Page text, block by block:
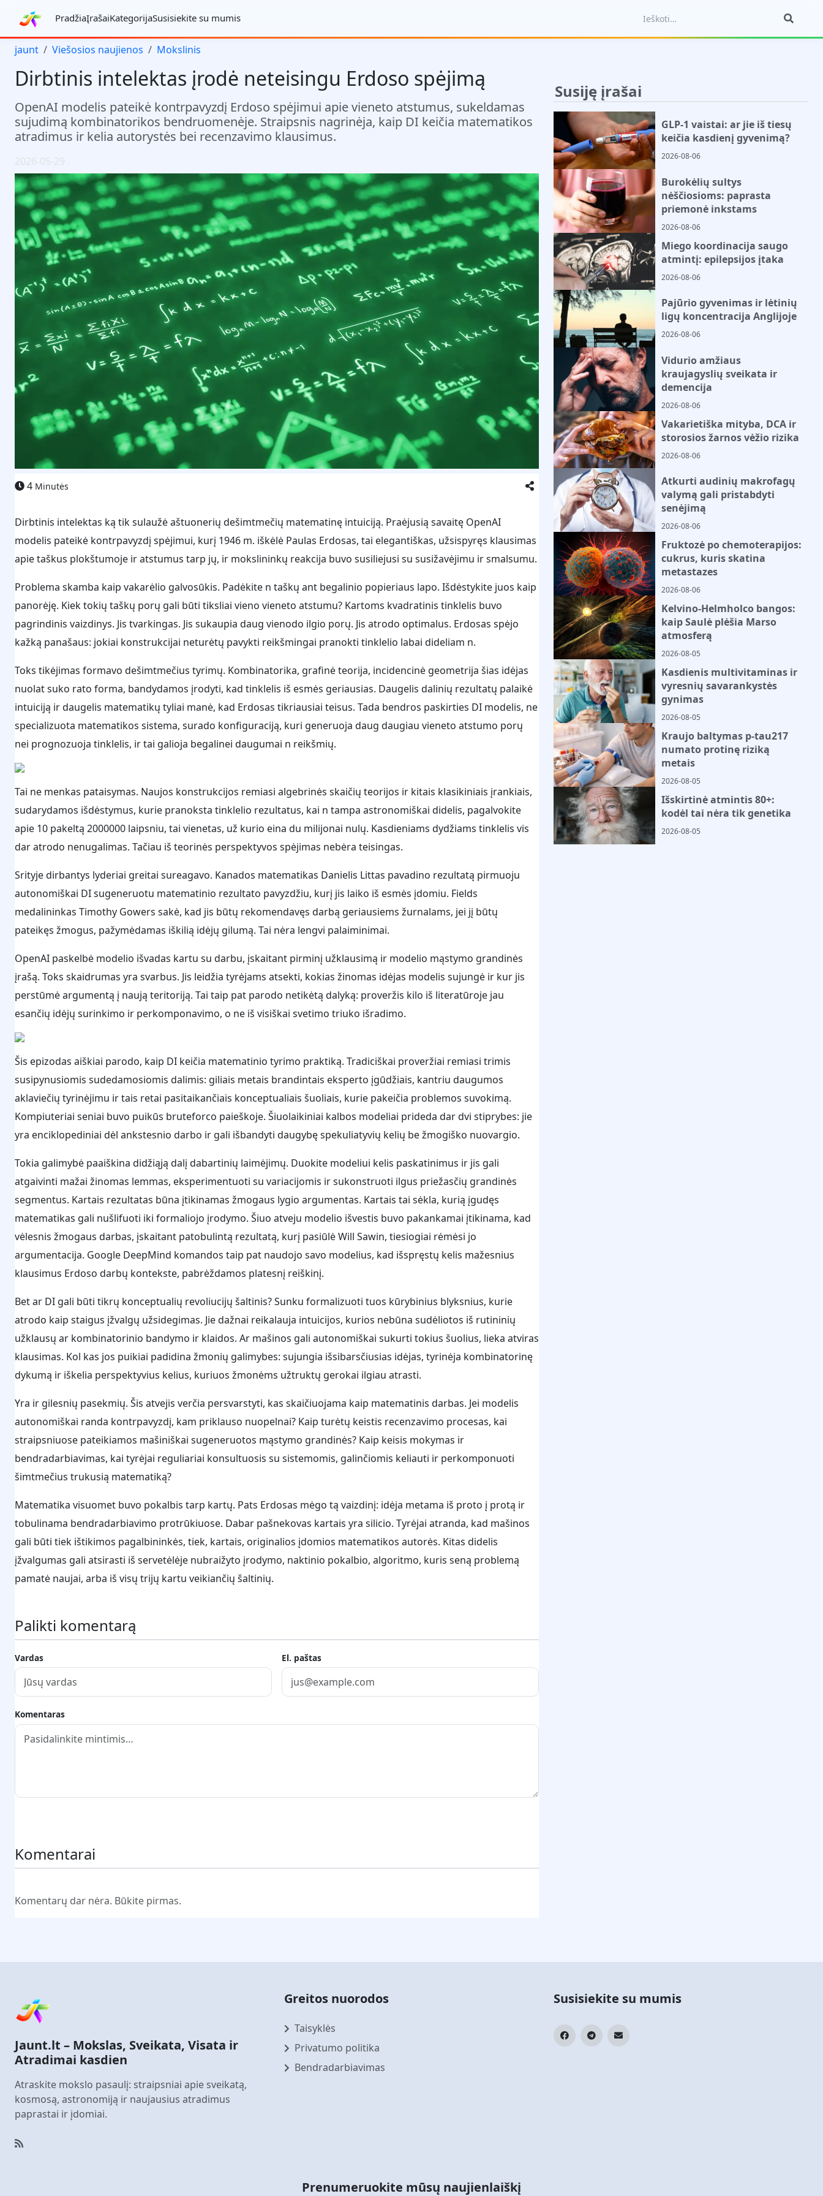
PradžiaĮrašaiKategorijaSusisiekite su mumis
jaunt Viešosios naujienos Mokslinis
Dirbtinis intelektas įrodė neteisingu Erdoso spėjimą
OpenAI modelis pateikė kontrpavyzdį Erdoso spėjimui apie vieneto atstumus, sukeldamas
sujudimą kombinatorikos bendruomenėje. Straipsnis nagrinėja, kaip DI keičia matematikos
atradimus ir kelia autorystės bei recenzavimo klausimus.
2026-05-29 .
4 Minutės
Dirbtinis intelektas ką tik sulaužė aštuonerių dešimtmečių matematinę intuiciją. Praėjusią savaitę OpenAI
modelis pateikė kontrpavyzdį spėjimui, kurį 1946 m. iškėlė Paulas Erdosas, tai elegantiškas, užsispyręs klausimas
apie taškus plokštumoje ir atstumus tarp jų, ir mokslininkų reakcija buvo susiliejusi su susižavėjimu ir smalsumu.
Problema skamba kaip vakarėlio galvosūkis. Padėkite n taškų ant begalinio popieriaus lapo. Išdėstykite juos kaip
panorėję. Kiek tokių taškų porų gali būti tiksliai vieno vieneto atstumu? Kartoms kvadratinis tinklelis buvo
pagrindinis vaizdinys. Jis tvarkingas. Jis sukaupia daug vienodo ilgio porų. Jis atrodo optimalus. Erdosas spėjo
kažką panašaus: jokiai konstrukcijai neturėtų pavykti reikšmingai pranokti tinklelio labai dideliam n.
Toks tikėjimas formavo dešimtmečius tyrimų. Kombinatorika, grafinė teorija, incidencinė geometrija šias idėjas
nuolat suko rato forma, bandydamos įrodyti, kad tinklelis iš esmės geriausias. Daugelis dalinių rezultatų palaikė
intuiciją ir daugelis matematikų tyliai manė, kad Erdosas tikriausiai teisus. Tada bendros paskirties DI modelis, ne
specializuota matematikos sistema, surado konfiguraciją, kuri generuoja daug daugiau vieneto atstumo porų
nei prognozuoja tinklelis, ir tai galioja begalinei daugumai n reikšmių.
Tai ne menkas pataisymas. Naujos konstrukcijos remiasi algebrinės skaičių teorijos ir kitais klasikiniais įrankiais,
sudarydamos išdėstymus, kurie pranoksta tinklelio rezultatus, kai n tampa astronomiškai didelis, pagalvokite
apie 10 pakeltą 2000000 laipsniu, tai vienetas, už kurio eina du milijonai nulų. Kasdieniams dydžiams tinklelis vis
dar atrodo nenugalimas. Tačiau iš teorinės perspektyvos spėjimas nebėra teisingas.
Srityje dirbantys lyderiai greitai sureagavo. Kanados matematikas Danielis Littas pavadino rezultatą pirmuoju
autonomiškai DI sugeneruotu matematinio rezultato pavyzdžiu, kurį jis laiko iš esmės įdomiu. Fields
medalininkas Timothy Gowers sakė, kad jis būtų rekomendavęs darbą geriausiems žurnalams, jei jį būtų
pateikęs žmogus, pažymėdamas iškilią idėjų gilumą. Tai nėra lengvi palaiminimai.
OpenAI paskelbė modelio išvadas kartu su darbu, įskaitant pirminį užklausimą ir modelio mąstymo grandinės
įrašą. Toks skaidrumas yra svarbus. Jis leidžia tyrėjams atsekti, kokias žinomas idėjas modelis sujungė ir kur jis
perstūmė argumentą į naują teritoriją. Tai taip pat parodo netikėtą dalyką: proveržis kilo iš literatūroje jau
esančių idėjų surinkimo ir perkomponavimo, o ne iš visiškai svetimo triuko išradimo.
Šis epizodas aiškiai parodo, kaip DI keičia matematinio tyrimo praktiką. Tradiciškai proveržiai remiasi trimis
susipynusiomis sudedamosiomis dalimis: giliais metais brandintais eksperto įgūdžiais, kantriu daugumos
aklaviečių tyrinėjimu ir tais retai pasitaikančiais konceptualiais šuoliais, kurie pakeičia problemos suvokimą.
Kompiuteriai seniai buvo puikūs bruteforco paieškoje. Šiuolaikiniai kalbos modeliai prideda dar dvi stiprybes: jie
yra enciklopediniai dėl ankstesnio darbo ir gali išbandyti daugybę spekuliatyvių kelių be žmogiško nuovargio.
Tokia galimybė paaiškina didžiąją dalį dabartinių laimėjimų. Duokite modeliui kelis paskatinimus ir jis gali
atgaivinti mažai žinomas lemmas, eksperimentuoti su variacijomis ir sukonstruoti ilgus priežasčių grandinės
segmentus. Kartais rezultatas būna įtikinamas žmogaus lygio argumentas. Kartais tai sėkla, kurią įgudęs
matematikas gali nušlifuoti iki formaliojo įrodymo. Šiuo atveju modelio išvestis buvo pakankamai įtikinama, kad
vėlesnis žmogaus darbas, įskaitant patobulintą rezultatą, kurį pasiūlė Will Sawin, tiesiogiai rėmėsi jo
argumentacija. Google DeepMind komandos taip pat naudojo savo modelius, kad išspręstų kelis mažesnius
klausimus Erdoso darbų kontekste, pabrėždamos platesnį reiškinį.
Bet ar DI gali būti tikrų konceptualių revoliucijų šaltinis? Sunku formalizuoti tuos kūrybinius blyksnius, kurie
atrodo kaip staigus įžvalgų užsidegimas. Jie dažnai reikalauja intuicijos, kurios nebūna sudėliotos iš rutininių
užklausų ar kombinatorinio bandymo ir klaidos. Ar mašinos gali autonomiškai sukurti tokius šuolius, lieka atviras
klausimas. Kol kas jos puikiai padidina žmonių galimybes: sujungia išsibarsčiusias idėjas, tyrinėja kombinatorinę
dykumą ir iškelia perspektyvius kelius, kuriuos žmonėms užtruktų gerokai ilgiau atrasti.
Yra ir gilesnių pasekmių. Šis atvejis verčia persvarstyti, kas skaičiuojama kaip matematinis darbas. Jei modelis
autonomiškai randa kontrpavyzdį, kam priklauso nuopelnai? Kaip turėtų keistis recenzavimo procesas, kai
straipsniuose pateikiamos mašiniškai sugeneruotos mąstymo grandinės? Kaip keisis mokymas ir
bendradarbiavimas, kai tyrėjai reguliariai konsultuosis su sistemomis, galinčiomis keliauti ir perkomponuoti
šimtmečius trukusią matematiką?
Matematika visuomet buvo pokalbis tarp kartų. Pats Erdosas mėgo tą vaizdinį: idėja metama iš proto į protą ir
tobulinama bendradarbiavimo protrūkiuose. Dabar pašnekovas kartais yra silicio. Tyrėjai atranda, kad mašinos
gali būti tiek ištikimos pagalbininkės, tiek, kartais, originalios įdomios matematikos autorės. Kitas didelis
įžvalgumas gali atsirasti iš servetėlėje nubraižyto įrodymo, naktinio pokalbio, algoritmo, kuris seną problemą
pamatė naujai, arba iš visų trijų kartu veikiančių šaltinių.
Palikti komentarą
Vardas El. paštas
Komentaras
Komentarai
Komentarų dar nėra. Būkite pirmas.
Susiję įrašai
GLP-1 vaistai: ar jie iš tiesų
keičia kasdienį gyvenimą?
2026-08-06
Burokėlių sultys
nėščiosioms: paprasta
priemonė inkstams
2026-08-06
Miego koordinacija saugo
atmintį: epilepsijos įtaka
2026-08-06
Pajūrio gyvenimas ir lėtinių
ligų koncentracija Anglijoje
2026-08-06
Vidurio amžiaus
kraujagyslių sveikata ir
demencija
2026-08-06
Vakarietiška mityba, DCA ir
storosios žarnos vėžio rizika
2026-08-06
Atkurti audinių makrofagų
valymą gali pristabdyti
senėjimą
2026-08-06
Fruktozė po chemoterapijos:
cukrus, kuris skatina
metastazes
2026-08-06
Kelvino-Helmholco bangos:
kaip Saulė plėšia Marso
atmosferą
2026-08-05
Kasdienis multivitaminas ir
vyresnių savarankystės
gynimas
2026-08-05
Kraujo baltymas p-tau217
numato protinę riziką
metais
2026-08-05
Išskirtinė atmintis 80+:
kodėl tai nėra tik genetika
2026-08-05
Jaunt.lt – Mokslas, Sveikata, Visata ir
Atradimai kasdien
Atraskite mokslo pasaulį: straipsniai apie sveikatą,
kosmosą, astronomiją ir naujausius atradimus
paprastai ir įdomiai.
Greitos nuorodos
Taisyklės
Privatumo politika
Bendradarbiavimas
Susisiekite su mumis
Prenumeruokite mūsų naujienlaiškį